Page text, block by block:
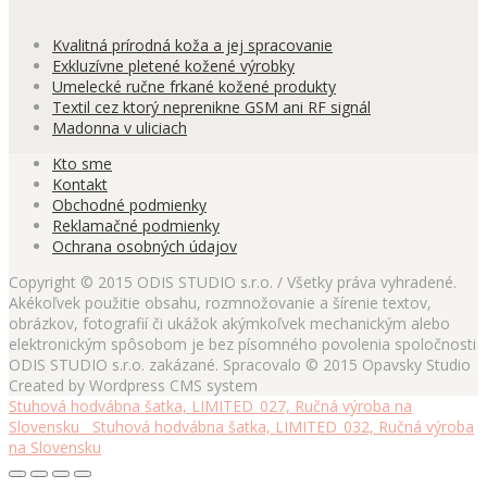
Kvalitná prírodná koža a jej spracovanie
Exkluzívne pletené kožené výrobky
Umelecké ručne frkané kožené produkty
Textil cez ktorý neprenikne GSM ani RF signál
Madonna v uliciach
Kto sme
Kontakt
Obchodné podmienky
Reklamačné podmienky
Ochrana osobných údajov
Copyright © 2015 ODIS STUDIO s.r.o. / Všetky práva vyhradené.
Akékoľvek použitie obsahu, rozmnožovanie a šírenie textov,
obrázkov, fotografií či ukážok akýmkoľvek mechanickým alebo
elektronickým spôsobom je bez písomného povolenia spoločnosti
ODIS STUDIO s.r.o. zakázané. Spracovalo © 2015 Opavsky Studio
Created by Wordpress CMS system
Stuhová hodvábna šatka, LIMITED_027, Ručná výroba na
Slovensku
Stuhová hodvábna šatka, LIMITED_032, Ručná výroba
na Slovensku